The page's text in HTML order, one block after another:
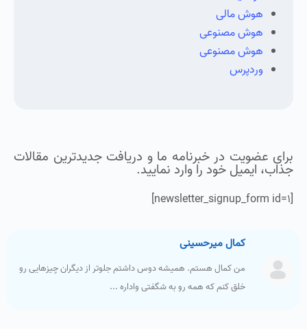
هوش مالی
هوش مصنوعی
هوش مصنوعی
وردپرس
برای عضویت در خبرنامه ما و دریافت جدیدترین مقالات
جذاب، ایمیل خود را وارد نمایید.
[newsletter_signup_form id=1]
کمال میرحسینی
من کمال هستم. همیشه دوس داشتم جلوتر از دیگران چیزهایی رو
خلق کنم که همه رو به شگفتی واداره ...